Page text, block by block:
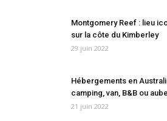
Montgomery Reef : lieu
sur la côte du Kimberley
29 juin 2022
Hébergements en
camping, van, B&B ou
21 juin 2022